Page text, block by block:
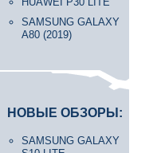
SAMSUNG GALAXY
A80 (2019)
НОВЫЕ ОБЗОРЫ:
SAMSUNG GALAXY